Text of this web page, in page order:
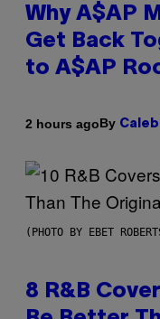
Why A$AP
Get Back
to A$AP
2 hours agoBy
(PHOTO BY EBET
8 R&B